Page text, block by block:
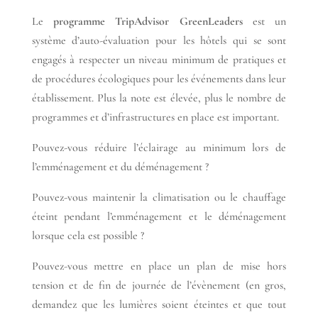
Leprogramme TripAdvisor GreenLeadersest un
système d’auto-évaluation pour les hôtels qui se sont
engagés à respecter un niveau minimum de pratiques et
de procédures écologiques pour les événements dans leur
établissement. Plus la note est élevée, plus le nombre de
programmes et d’infrastructures en place est important.
Pouvez-vous réduire l’éclairage au minimum lors de
l’emménagement et du déménagement ?
Pouvez-vous maintenir la climatisation ou le chauffage
éteint pendant l’emménagement et le déménagement
lorsque cela est possible ?
Pouvez-vous mettre en place un plan de mise hors
tension et de fin de journée de l’évènement (en gros,
demandez que les lumières soient éteintes et que tout